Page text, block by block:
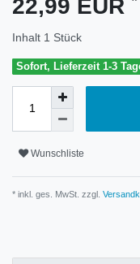
22,99 EUR
Inhalt 1 Stück
Sofort, Lieferzeit 1-3
Wunschliste
* inkl. ges. MwSt. zzgl.